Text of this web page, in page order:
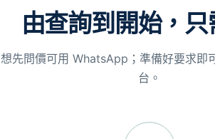
由查詢到開始，
想先問價可用 WhatsApp；準備好要求即
台。